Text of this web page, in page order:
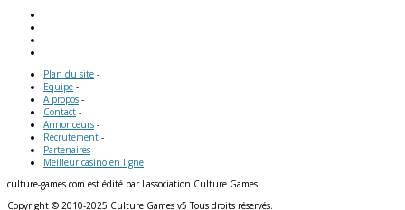
Plan du site -
Equipe -
A propos -
Contact -
Annonceurs -
Recrutement -
Partenaires -
Meilleur casino en ligne
culture-games.com est édité par l'association Culture Games
Copyright © 2010-2025 Culture Games v5 Tous droits réservés.